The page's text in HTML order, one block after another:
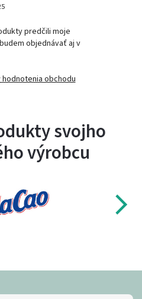
predčili moje
objednávať aj v
obchodu
svojho
výrobcu